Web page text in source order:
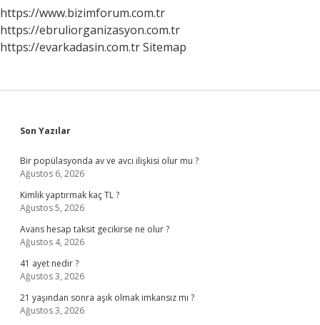
https://www.bizimforum.com.tr
https://ebruliorganizasyon.com.tr
https://evarkadasin.com.trSitemap
Sidebar
Son Yazılar
Bir popülasyonda av ve avcı ilişkisi olur mu ?
Ağustos 6, 2026
Kimlik yaptırmak kaç TL ?
Ağustos 5, 2026
Avans hesap taksit gecikirse ne olur ?
Ağustos 4, 2026
41 ayet nedir ?
Ağustos 3, 2026
21 yaşından sonra aşık olmak imkansız mı ?
Ağustos 3, 2026